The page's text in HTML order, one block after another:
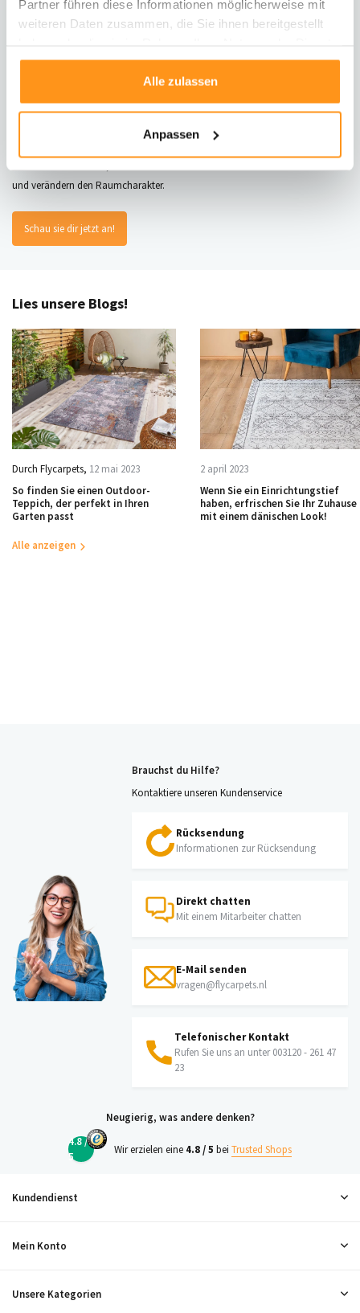
Partner führen diese Informationen möglicherweise mit
weiteren Daten zusammen, die Sie ihnen bereitgestellt
gesammelt haben.
Alle zulassen
Anpassen
und verändern den Raumcharakter.
Schau sie dir jetzt an!
Lies unsere Blogs!
Durch Flycarpets, 12 mai 2023
So finden Sie einen Outdoor-
Teppich, der perfekt in Ihren
Garten passt
2 april 2023
Wenn Sie ein Einrichtungstief
haben, erfrischen Sie Ihr Zuhause
mit einem dänischen Look!
Alle anzeigen
Brauchst du Hilfe?
Kontaktiere unseren Kundenservice
Rücksendung
Informationen zur Rücksendung
Direkt chatten
Mit einem Mitarbeiter chatten
E-Mail senden
vragen@flycarpets.nl
Telefonischer Kontakt
Rufen Sie uns an unter 003120 - 261 47
23
Neugierig, was andere denken?
4.8 /
5
Wir erzielen eine 4.8 / 5 bei Trusted Shops
Kundendienst
Mein Konto
Unsere Kategorien